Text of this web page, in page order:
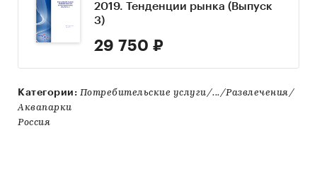
2019. Тенденции рынка (Выпуск
3)
29 750 ₽
Категории: Потребительские услуги/.../Развлечения/
Аквапарки
Россия